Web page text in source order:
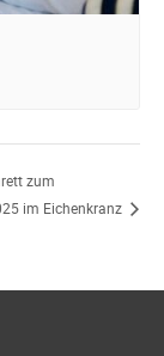
zum
im Eichenkranz